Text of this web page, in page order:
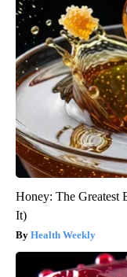
Honey: The Greatest
It)
Health Weekly